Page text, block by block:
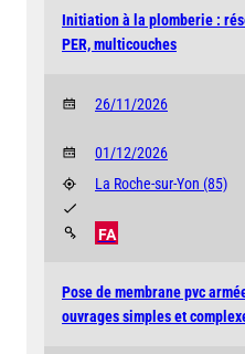
Initiation à la plomberie :
PER, multicouches
26/11/2026
01/12/2026
La Roche-sur-Yon (85)
FA
Pose de membrane pvc
ouvrages simples et